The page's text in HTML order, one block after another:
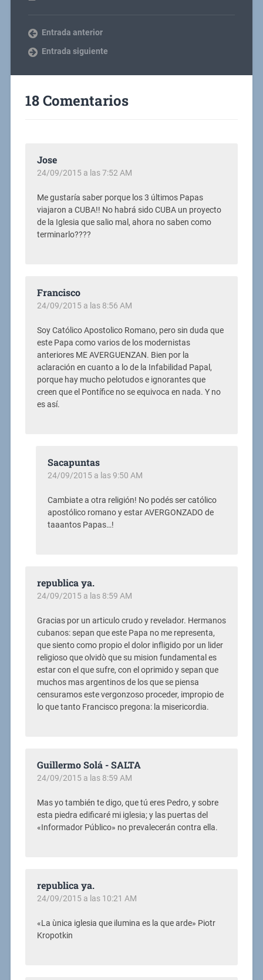
Entrada anterior
Entrada siguiente
18 Comentarios
Jose
24/09/2015 a las 7:52 AM
Me gustaría saber porque los 3 últimos Papas
viajaron a CUBA!! No habrá sido CUBA un proyecto
de la Iglesia que salio mal, ahora no saben como
terminarlo????
Francisco
24/09/2015 a las 8:56 AM
Soy Católico Apostolico Romano, pero sin duda que
este Papa como varios de los modernistas
anteriores ME AVERGUENZAN. Bien por la
aclaración en cuanto a lo de la Infabilidad Papal,
porque hay mucho pelotudos e ignorantes que
creen que el Pontífice no se equivoca en nada. Y no
es así.
Sacapuntas
24/09/2015 a las 9:50 AM
Cambiate a otra religión! No podés ser católico
apostólico romano y estar AVERGONZADO de
taaantos Papas…!
republica ya.
24/09/2015 a las 8:59 AM
Gracias por un articulo crudo y revelador. Hermanos
cubanos: sepan que este Papa no me representa,
que siento como propio el dolor infligido por un lider
religioso que olvidò que su mision fundamental es
estar con el que sufre, con el oprimido y sepan que
muchos mas argentinos de los que se piensa
censuramos este vergonzoso proceder, impropio de
lo que tanto Francisco pregona: la misericordia.
Guillermo Solá - SALTA
24/09/2015 a las 8:59 AM
Mas yo también te digo, que tú eres Pedro, y sobre
esta piedra edificaré mi iglesia; y las puertas del
«Informador Público» no prevalecerán contra ella.
republica ya.
24/09/2015 a las 10:21 AM
«La ùnica iglesia que ilumina es la que arde» Piotr
Kropotkin